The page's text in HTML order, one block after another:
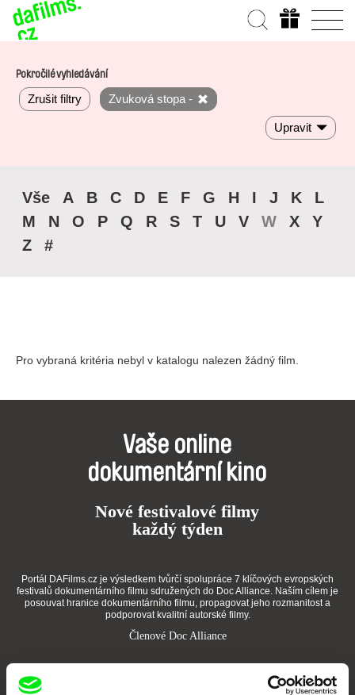
Pokročilé vyhledávání
Zrušit filtry Zvuková stopa -
Upravit
Vše A B C D E F G H I J K
L
M
N O P Q R S T U V W X
Y
Z
#
Pro vybraná kritéria nebyl v katalogu nalezen žádný film.
Vaše online
dokumentární kino
Nové festivalové filmy
každý týden
Portál DAFilms.cz je výsledkem tvůrčí spolupráce 7 klíčových evropských
festivalů dokumentárního filmu sdružených do Doc Alliance. Naším cílem je
posouvat hranice dokumentárního filmu, propagovat jeho rozmanitost a
podporovat kvalitní autorské filmy.
Členové Doc Alliance